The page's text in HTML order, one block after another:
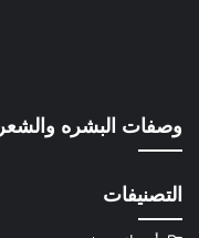
وصفات البشره والشعر
التصنيفات